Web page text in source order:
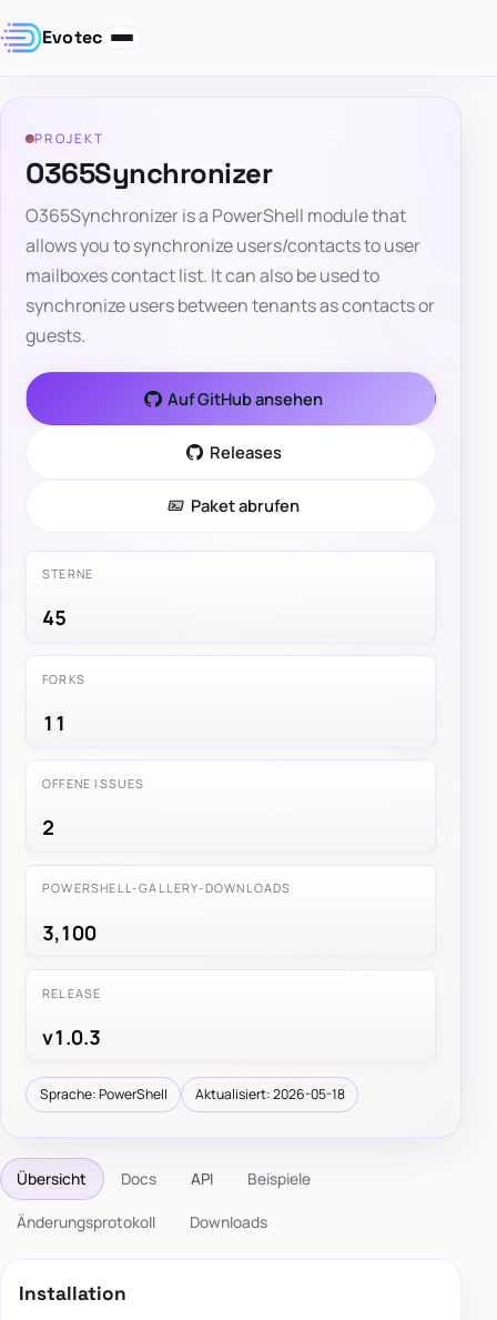
Evotec
PROJEKT
O365Synchronizer
O365Synchronizer is a PowerShell module that
allows you to synchronize users/contacts to user
mailboxes contact list. It can also be used to
synchronize users between tenants as contacts or
guests.
Auf GitHub ansehen
Releases
Paket abrufen
STERNE
45
FORKS
11
OFFENE ISSUES
2
POWERSHELL-GALLERY-DOWNLOADS
3,100
RELEASE
v1.0.3
Sprache: PowerShell Aktualisiert: 2026-05-18
Übersicht Docs API Beispiele
Änderungsprotokoll Downloads
Installation